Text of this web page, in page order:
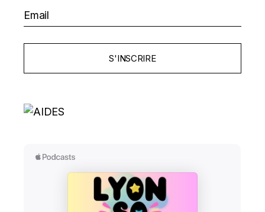
S'INSCRIRE